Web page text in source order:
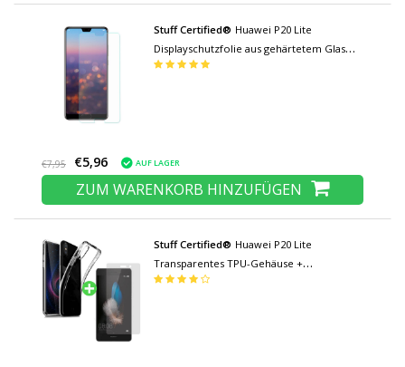
Stuff Certified® Huawei P20 Lite
Displayschutzfolie aus gehärtetem Glas
Filmglas aus gehärtetem Glas
€7,95 €5,96 AUF LAGER
ZUM WARENKORB HINZUFÜGEN
Stuff Certified® Huawei P20 Lite
Transparentes TPU-Gehäuse +
Displayschutzfolie aus gehärtetem Glas